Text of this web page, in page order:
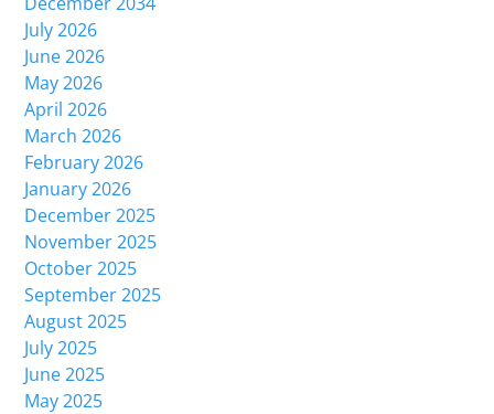
July 2026
June 2026
May 2026
April 2026
March 2026
February 2026
January 2026
December 2025
November 2025
October 2025
September 2025
August 2025
July 2025
June 2025
May 2025